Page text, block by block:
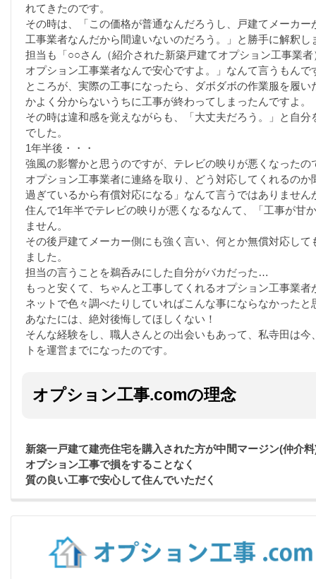
れてきたのです。
その時は、「この価格が普通なんだろうし、戸建てメーカ
工事業者なんだから間違いないのだろう。」と勝手に解釈し
担当も「○○さん（紹介された新築戸建てオプション工事業
オプション工事業者なんで安心ですよ。」なんて言うもん
ところが、実際の工事になったら、ダボダボの作業服を履
かよく分からないうちに工事が終わってしまったんですよ。
その時は違和感を覚えながらも、「大丈夫だろう。」と自
でした。
1年半後・・・
強風の影響かと思うのですが、テレビの映りが悪くなったの
オプション工事業者に連絡を取り、どう対応してくれるの
過ぎているから有償対応になる」なんて言うではありません
住んで1年半でテレビの映りが悪くなるなんて、「工事が甘
ません。
その後戸建てメーカー側にも強く言い、何とか無償対応し
ました。
担当の言うことを鵜呑みにした自分がバカだった…
もっと安くて、ちゃんと工事してくれるオプション工事業
ネットで色々調べたりしていればこんな事にならなかった
あなたには、絶対後悔してほしくない！
そんな経験をし、職人さんとの出会いもあって、私寺田は
トを運営までになったのです。
オプション工事.comの理念
新築一戸建て建売住宅を購入された方が中間マージン(仲介
オプション工事で損をすることなく
質の良い工事で安心して住んでいただく